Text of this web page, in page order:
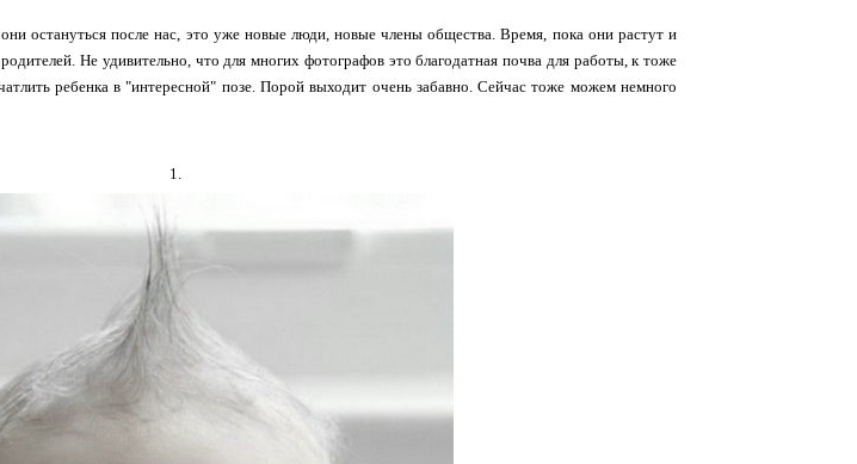
остануться после нас, это уже новые люди, новые члены общества. Время, пока они растут и
Не удивительно, что для многих фотографов это благодатная почва для работы, к тоже
ребенка в "интересной" позе. Порой выходит очень забавно. Сейчас тоже можем немного
1.